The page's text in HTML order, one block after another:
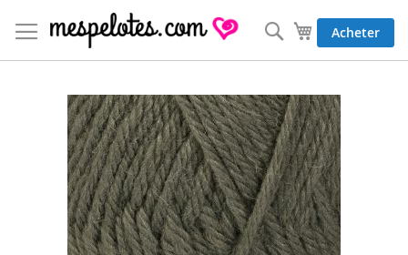
au
contenu
Mon panier
Acheter
Rechercher